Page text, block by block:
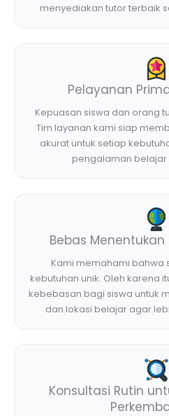
menyediakan tutor terbaik
Pelayanan
Kepuasan siswa dan orang
Tim layanan kami siap
akurat untuk setiap
pengalaman belajar
Bebas
Kami memahami bahwa
kebutuhan unik. Oleh karena
kebebasan bagi siswa untuk
dan lokasi belajar agar
Konsultasi Rutin